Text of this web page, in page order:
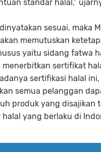
standar halal,”
sesuai, maka
memutuskan
yaitu sidang fatwa
menerbitkan sertifikat
sertifikasi halal
semua pelanggan
produk yang disajikan
yang berlaku di